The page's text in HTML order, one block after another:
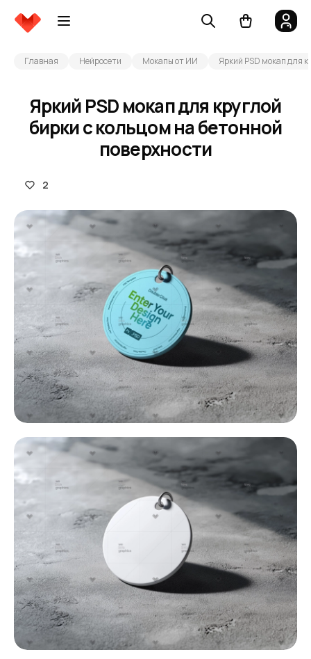
Главная Нейросети Мокапы от ИИ Яркий PSD мокап для
Яркий PSD мокап для круглой
бирки с кольцом на бетонной
поверхности
2